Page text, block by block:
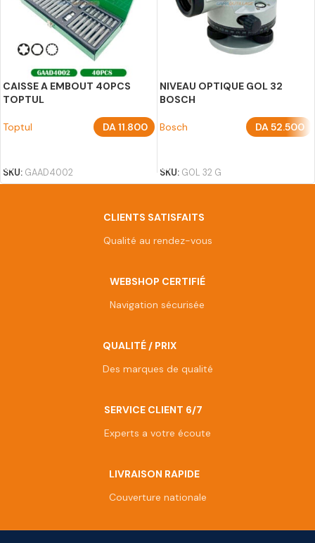
CAISSE A EMBOUT 40PCS
TOPTUL
Toptul DA11.800
SKU: GAAD4002
NIVEAU OPTIQUE GOL 32
BOSCH
Bosch DA52.500
SKU: GOL 32 G
CLIENTS SATISFAITS
Qualité au rendez-vous
WEBSHOP CERTIFIÉ
Navigation sécurisée
QUALITÉ / PRIX
Des marques de qualité
SERVICE CLIENT 6/7
Experts a votre écoute
LIVRAISON RAPIDE
Couverture nationale